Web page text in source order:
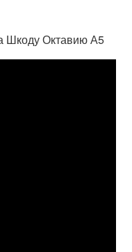
Шкоду Октавию А5